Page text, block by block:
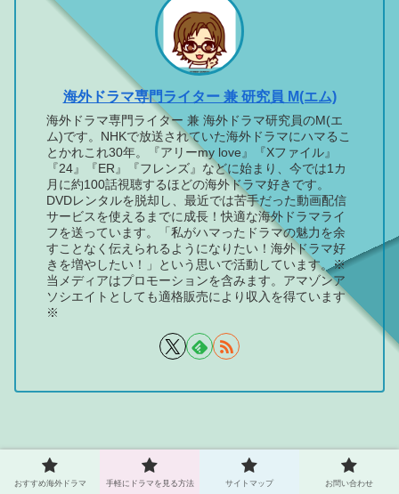
海外ドラマ専門ライター 兼 研究員 M(エム)
海外ドラマ専門ライター 兼 海外ドラマ研究員のM(エ
ム)です。NHKで放送されていた海外ドラマにハマるこ
とかれこれ30年。『アリーmy love』『Xファイル』
『24』『ER』『フレンズ』などに始まり、今では1カ
月に約100話視聴するほどの海外ドラマ好きです。
DVDレンタルを脱却し、最近では苦手だった動画配信
サービスを使えるまでに成長！快適な海外ドラマライ
フを送っています。「私がハマったドラマの魅力を余
すことなく伝えられるようになりたい！海外ドラマ好
きを増やしたい！」という思いで活動しています。※
当メディアはプロモーションを含みます。アマゾンア
ソシエイトとしても適格販売により収入を得ています
※
ハマる！アメリカ海外ドラマ
おすすめ海外ドラマ 手軽にドラマを見る方法 サイトマップ お問い合わせ